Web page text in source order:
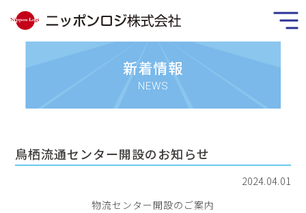
新着情報
NEWS
鳥栖流通センター開設のお知らせ
2024.04.01
物流センター開設のご案内